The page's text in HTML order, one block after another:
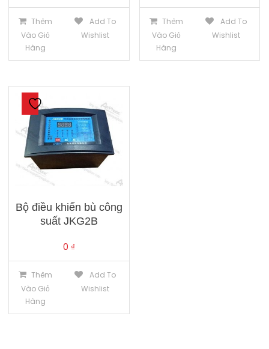
Thêm
Vào Giỏ
Hàng
Add To
Wishlist
Thêm
Vào Giỏ
Hàng
Add To
Wishlist
Bộ điều khiển bù công
suất JKG2B
0 ₫
Thêm
Vào Giỏ
Hàng
Add To
Wishlist